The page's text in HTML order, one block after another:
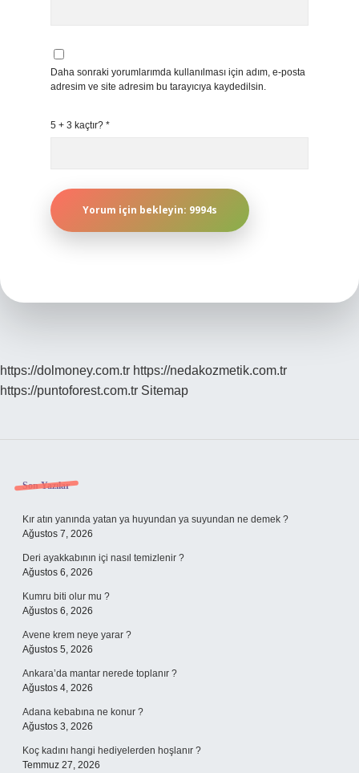
Daha sonraki yorumlarımda kullanılması için adım, e-posta
adresim ve site adresim bu tarayıcıya kaydedilsin.
5 + 3 kaçtır? *
https://dolmoney.com.tr https://nedakozmetik.com.tr
https://puntoforest.com.tr Sitemap
Sidebar
Son Yazılar
Kır atın yanında yatan ya huyundan ya suyundan ne demek ?
Ağustos 7, 2026
Deri ayakkabının içi nasıl temizlenir ?
Ağustos 6, 2026
Kumru biti olur mu ?
Ağustos 6, 2026
Avene krem neye yarar ?
Ağustos 5, 2026
Ankara’da mantar nerede toplanır ?
Ağustos 4, 2026
Adana kebabına ne konur ?
Ağustos 3, 2026
Koç kadını hangi hediyelerden hoşlanır ?
Temmuz 27, 2026